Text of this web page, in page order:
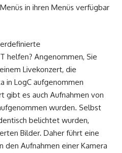
in ihren Menüs verfügbar
helfen? Angenommen, Sie
Livekonzert, die
in LogC aufgenommen
gibt es auch Aufnahmen von
wurden. Selbst
belichtet wurden,
Bilder. Daher führt eine
den Aufnahmen einer Kamera